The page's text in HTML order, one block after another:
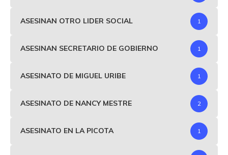
ASESINAN OTRO LIDER SOCIAL 1
ASESINAN SECRETARIO DE GOBIERNO 1
ASESINATO DE MIGUEL URIBE 1
ASESINATO DE NANCY MESTRE 2
ASESINATO EN LA PICOTA 1